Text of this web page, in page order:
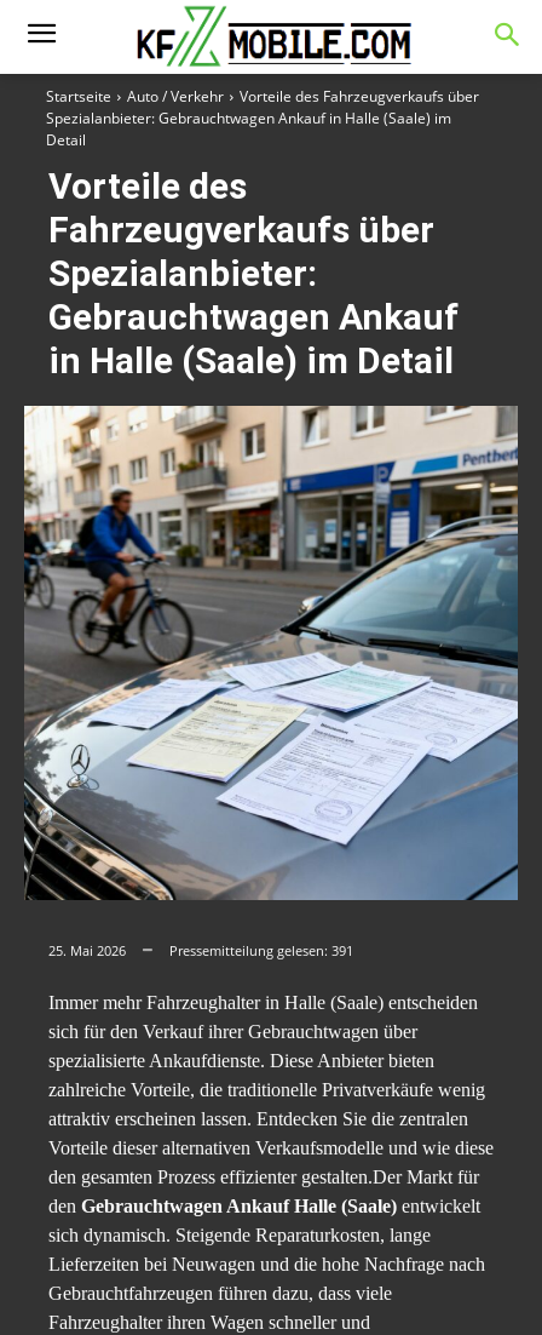
Startseite Auto / Verkehr
Vorteile des Fahrzeugverkaufs über
Spezialanbieter: Gebrauchtwagen Ankauf in Halle (Saale) im
Detail
Vorteile des
Fahrzeugverkaufs über
Spezialanbieter:
Gebrauchtwagen Ankauf
in Halle (Saale) im Detail
25. Mai 2026 Pressemitteilung gelesen: 391
Immer mehr Fahrzeughalter in Halle (Saale) entscheiden
sich für den Verkauf ihrer Gebrauchtwagen über
spezialisierte Ankaufdienste. Diese Anbieter bieten
zahlreiche Vorteile, die traditionelle Privatverkäufe wenig
attraktiv erscheinen lassen. Entdecken Sie die zentralen
Vorteile dieser alternativen Verkaufsmodelle und wie diese
den gesamten Prozess effizienter gestalten.Der Markt für
den Gebrauchtwagen Ankauf Halle (Saale) entwickelt
sich dynamisch. Steigende Reparaturkosten, lange
Lieferzeiten bei Neuwagen und die hohe Nachfrage nach
Gebrauchtfahrzeugen führen dazu, dass viele
Fahrzeughalter ihren Wagen schneller und